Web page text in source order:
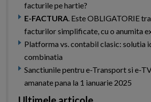
facturile pe hartie?
E-FACTURA. Este OBLIGATORIE
facturilor simplificate, cu o anumita
Platforma vs. contabil clasic: solutia
combinatia
Sanctiunile pentru e-Transport si e-
amanate pana la 1 ianuarie 2025